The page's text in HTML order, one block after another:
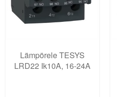
Lämpörele TESYS
LRD22 Ik10A, 16-24A